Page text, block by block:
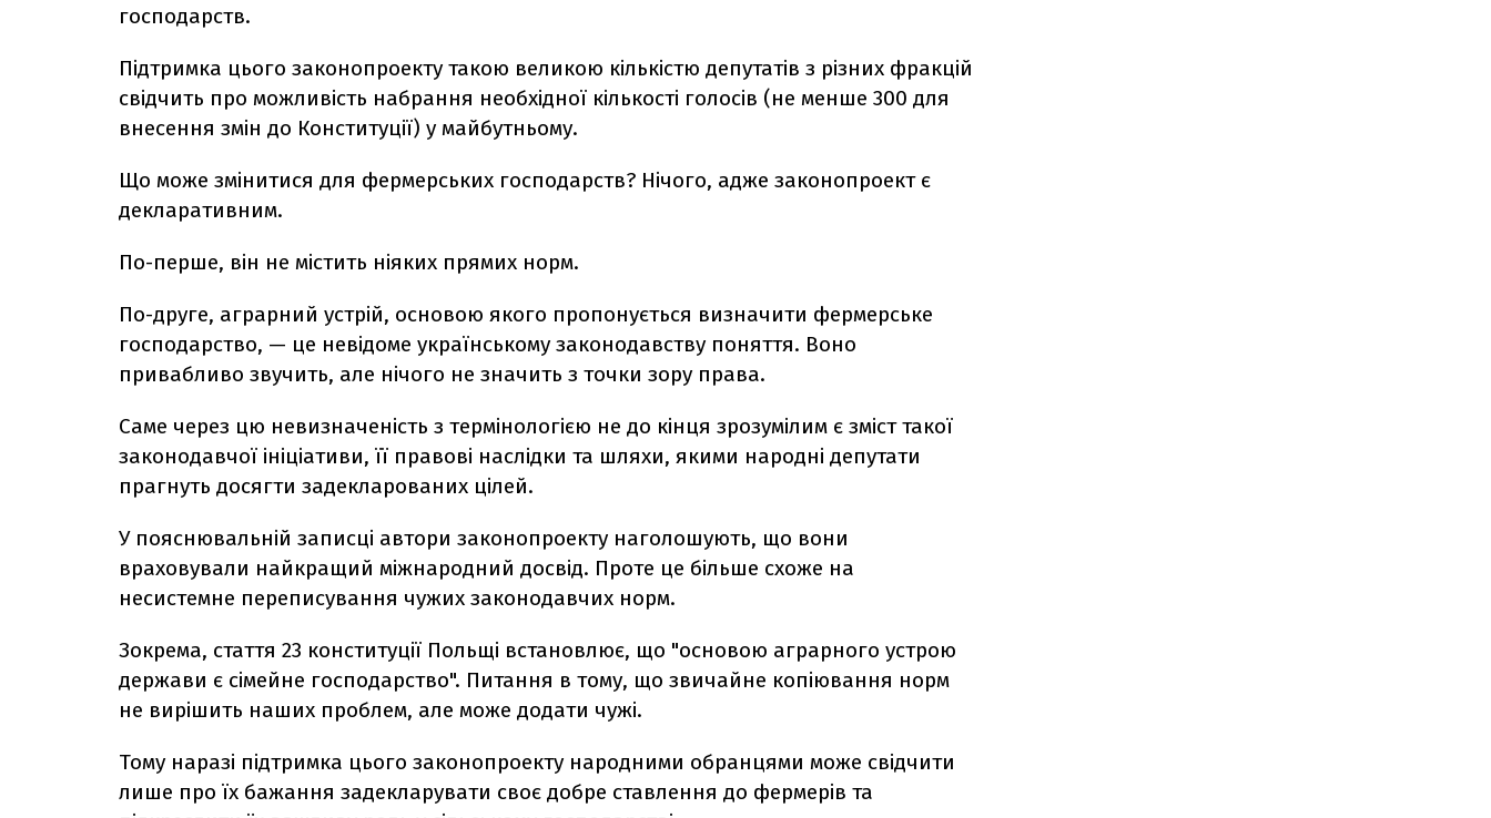
господарств.
Підтримка цього законопроекту такою великою кількістю депутатів з різних фракцій
свідчить про можливість набрання необхідної кількості голосів (не менше 300 для
внесення змін до Конституції) у майбутньому.
Що може змінитися для фермерських господарств? Нічого, адже законопроект є
декларативним.
По-перше, він не містить ніяких прямих норм.
По-друге, аграрний устрій, основою якого пропонується визначити фермерське
господарство, — це невідоме українському законодавству поняття. Воно
привабливо звучить, але нічого не значить з точки зору права.
Саме через цю невизначеність з термінологією не до кінця зрозумілим є зміст такої
законодавчої ініціативи, її правові наслідки та шляхи, якими народні депутати
прагнуть досягти задекларованих цілей.
У пояснювальній записці автори законопроекту наголошують, що вони
враховували найкращий міжнародний досвід. Проте це більше схоже на
несистемне переписування чужих законодавчих норм.
Зокрема, стаття 23 конституції Польщі встановлює, що "основою аграрного устрою
держави є сімейне господарство". Питання в тому, що звичайне копіювання норм
не вирішить наших проблем, але може додати чужі.
Тому наразі підтримка цього законопроекту народними обранцями може свідчити
лише про їх бажання задекларувати своє добре ставлення до фермерів та